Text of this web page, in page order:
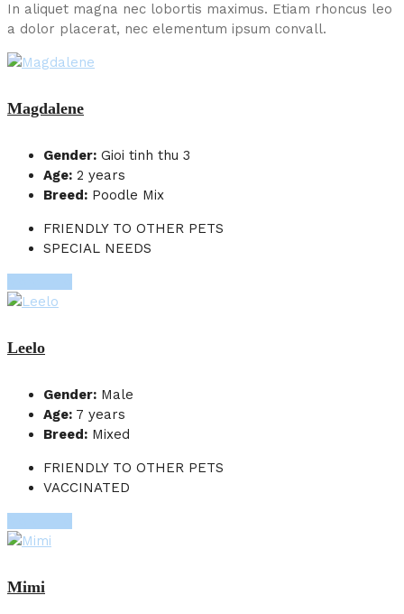
In aliquet magna nec lobortis maximus. Etiam rhoncus leo
a dolor placerat, nec elementum ipsum convall.
Magdalene
Gender: Gioi tinh thu 3
Age: 2 years
Breed: Poodle Mix
FRIENDLY TO OTHER PETS
SPECIAL NEEDS
Leelo
Gender: Male
Age: 7 years
Breed: Mixed
FRIENDLY TO OTHER PETS
VACCINATED
Mimi